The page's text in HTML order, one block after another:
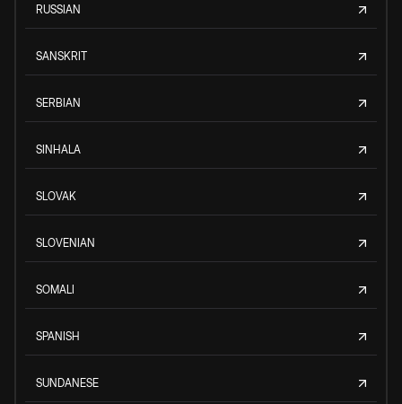
RUSSIAN
SANSKRIT
SERBIAN
SINHALA
SLOVAK
SLOVENIAN
SOMALI
SPANISH
SUNDANESE